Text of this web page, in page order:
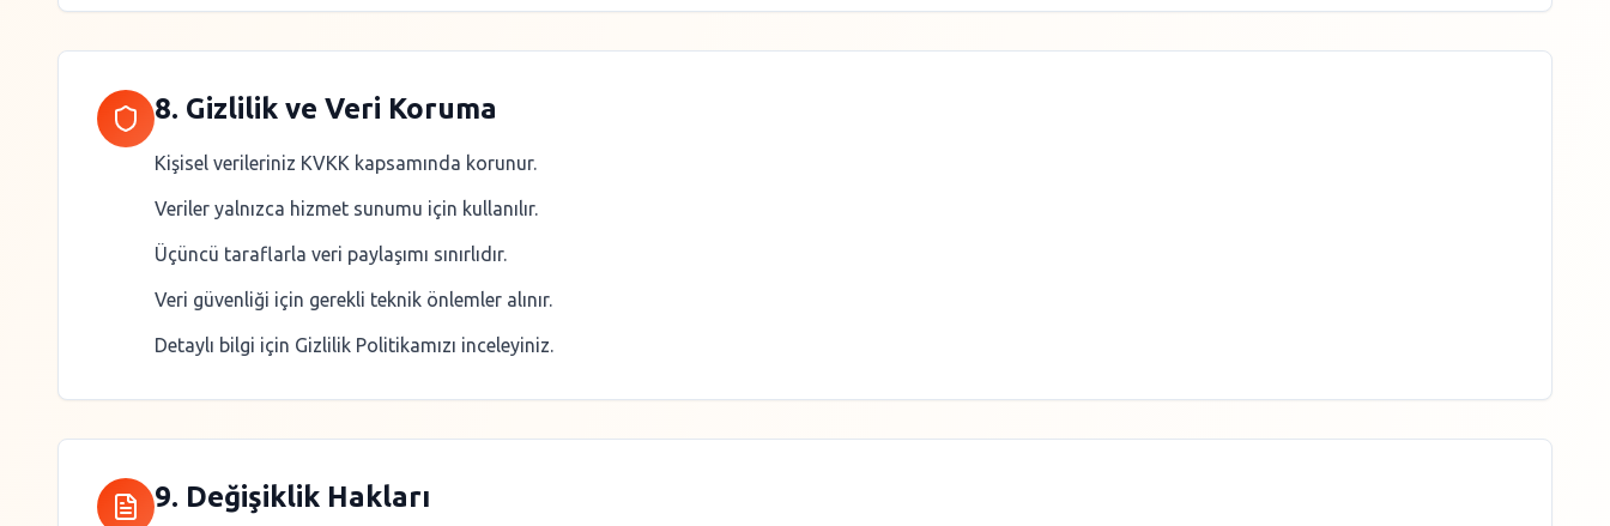
8. Gizlilik ve Veri Koruma
Kişisel verileriniz KVKK kapsamında korunur.
Veriler yalnızca hizmet sunumu için kullanılır.
Üçüncü taraflarla veri paylaşımı sınırlıdır.
Veri güvenliği için gerekli teknik önlemler alınır.
Detaylı bilgi için Gizlilik Politikamızı inceleyiniz.
9. Değişiklik Hakları